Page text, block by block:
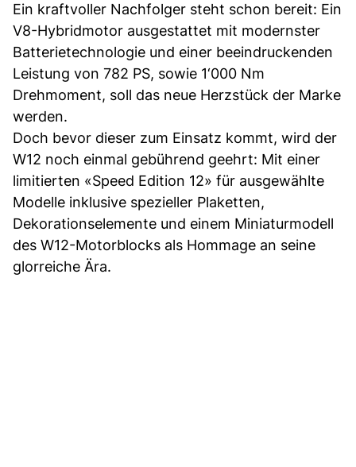
Ein kraftvoller Nachfolger steht schon bereit: Ein
V8-Hybridmotor ausgestattet mit modernster
Batterietechnologie und einer beeindruckenden
Leistung von 782 PS, sowie 1‘000 Nm
Drehmoment, soll das neue Herzstück der Marke
werden.
Doch bevor dieser zum Einsatz kommt, wird der
W12 noch einmal gebührend geehrt: Mit einer
limitierten «Speed Edition 12» für ausgewählte
Modelle inklusive spezieller Plaketten,
Dekorationselemente und einem Miniaturmodell
des W12-Motorblocks als Hommage an seine
glorreiche Ära.